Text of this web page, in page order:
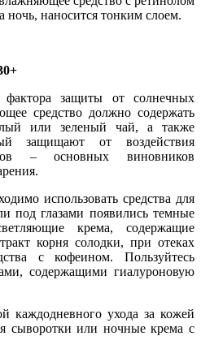
ночь, наносится тонким слоем.
защиты от солнечных
средство должно содержать
или зеленый чай, а также
защищают от воздействия
– основных виновников
использовать средства для
под глазами появились темные
крема, содержащие
корня солодки, при отеках
с кофеином. Пользуйтесь
содержащими гиалуроновую
каждодневного ухода за кожей
сыворотки или ночные крема с